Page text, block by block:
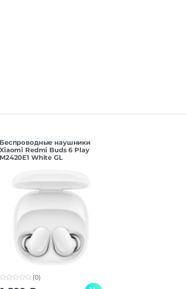
Беспроводные наушники
Xiaomi Redmi Buds 6 Play
M2420E1 White GL
(0)